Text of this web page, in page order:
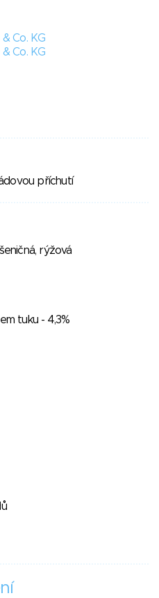
Co. KG
Co. KG
příchutí
rýžová
tuku - 4,3%